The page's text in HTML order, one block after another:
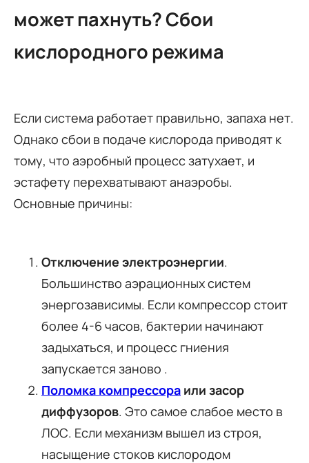
может пахнуть? Сбои
кислородного режима
Если система работает правильно, запаха нет.
Однако сбои в подаче кислорода приводят к
тому, что аэробный процесс затухает, и
эстафету перехватывают анаэробы.
Основные причины:
Отключение электроэнергии.
Большинство аэрационных систем
энергозависимы. Если компрессор стоит
более 4-6 часов, бактерии начинают
задыхаться, и процесс гниения
запускается заново .
Поломка компрессора или засор
диффузоров. Это самое слабое место в
ЛОС. Если механизм вышел из строя,
насыщение стоков кислородом